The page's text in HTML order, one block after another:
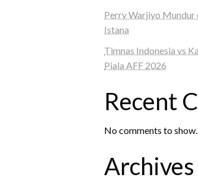
Perry Warjiyo Mundur
Istana
Timnas Indonesia vs
Piala AFF 2026
Recent
No comments to show.
Archives